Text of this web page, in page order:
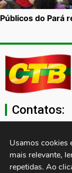
Públicos do Pará
Contatos:
Usamos cookies
mais relevante,
repetidas. Ao